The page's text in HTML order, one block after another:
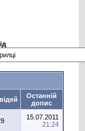
Останній
допис
15.07.2011
21:24